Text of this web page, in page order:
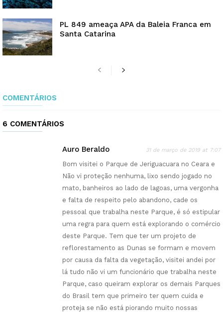
PL 849 ameaça APA da Baleia Franca em
Santa Catarina
COMENTÁRIOS
6 COMENTÁRIOS
Auro Beraldo 31 de março de 2019 at 7:07
Bom visitei o Parque de Jeriguacuara no Ceara e
Não vi proteção nenhuma, lixo sendo jogado no
mato, banheiros ao lado de lagoas, uma vergonha
e falta de respeito pelo abandono, cade os
pessoal que trabalha neste Parque, é só estipular
uma regra para quem está explorando o comércio
deste Parque. Tem que ter um projeto de
reflorestamento as Dunas se formam e movem
por causa da falta da vegetação, visitei andei por
lá tudo não vi um funcionário que trabalha neste
Parque, caso queiram explorar os demais Parques
do Brasil tem que primeiro ter quem cuida e
proteja se não está piorando muito nossas